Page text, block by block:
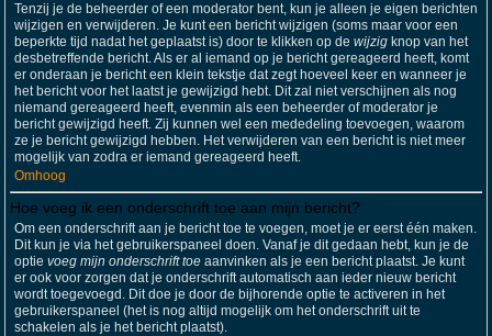
Tenzij je de beheerder of een moderator bent, kun je alleen je eigen berichten
wijzigen en verwijderen. Je kunt een bericht wijzigen (soms maar voor een
beperkte tijd nadat het geplaatst is) door te klikken op de wijzig knop van het
desbetreffende bericht. Als er al iemand op je bericht gereageerd heeft, komt
er onderaan je bericht een klein tekstje dat zegt hoeveel keer en wanneer je
het bericht voor het laatst je gewijzigd hebt. Dit zal niet verschijnen als nog
niemand gereageerd heeft, evenmin als een beheerder of moderator je
bericht gewijzigd heeft. Zij kunnen wel een mededeling toevoegen, waarom
ze je bericht gewijzigd hebben. Het verwijderen van een bericht is niet meer
mogelijk van zodra er iemand gereageerd heeft.
Omhoog
Hoe voeg ik een onderschrift toe aan mijn bericht?
Om een onderschrift aan je bericht toe te voegen, moet je er eerst één maken.
Dit kun je via het gebruikerspaneel doen. Vanaf je dit gedaan hebt, kun je de
optie voeg mijn onderschrift toe aanvinken als je een bericht plaatst. Je kunt
er ook voor zorgen dat je onderschrift automatisch aan ieder nieuw bericht
wordt toegevoegd. Dit doe je door de bijhorende optie te activeren in het
gebruikerspaneel (het is nog altijd mogelijk om het onderschrift uit te
schakelen als je het bericht plaatst).